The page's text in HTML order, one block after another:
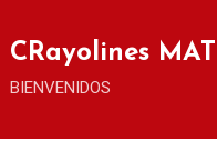
CRayolines
BIENVENIDOS